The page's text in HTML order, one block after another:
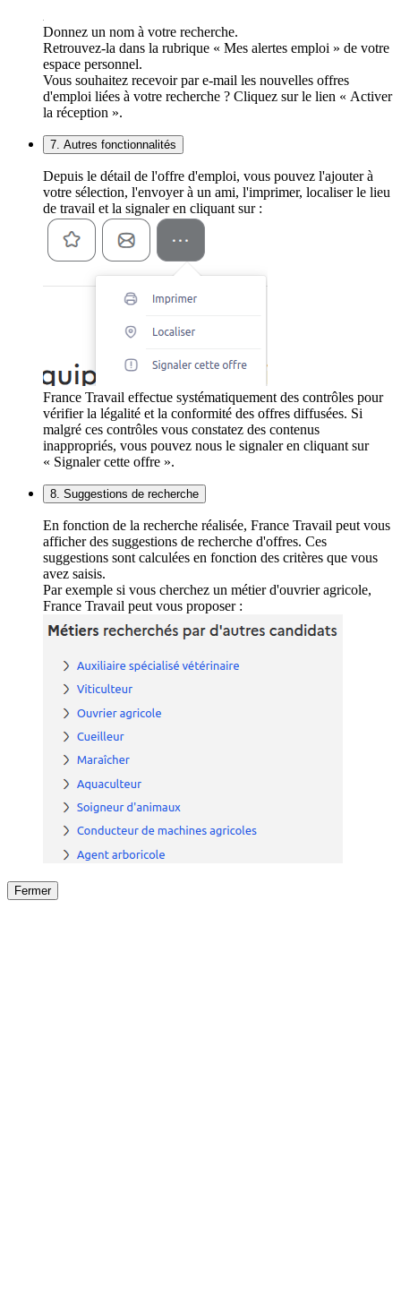
Donnez un nom à votre recherche.
Retrouvez-la dans la rubrique « Mes alertes emploi » de votre
espace personnel.
Vous souhaitez recevoir par e-mail les nouvelles offres
d'emploi liées à votre recherche ? Cliquez sur le lien « Activer
la réception ».
7. Autres fonctionnalités
Depuis le détail de l'offre d'emploi, vous pouvez l'ajouter à
votre sélection, l'envoyer à un ami, l'imprimer, localiser le lieu
de travail et la signaler en cliquant sur :
France Travail effectue systématiquement des contrôles pour
vérifier la légalité et la conformité des offres diffusées. Si
malgré ces contrôles vous constatez des contenus
inappropriés, vous pouvez nous le signaler en cliquant sur
« Signaler cette offre ».
8. Suggestions de recherche
En fonction de la recherche réalisée, France Travail peut vous
afficher des suggestions de recherche d'offres. Ces
suggestions sont calculées en fonction des critères que vous
avez saisis.
Par exemple si vous cherchez un métier d'ouvrier agricole,
France Travail peut vous proposer :
Fermer